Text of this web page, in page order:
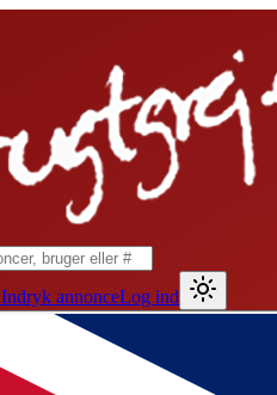
Indryk annonceLog ind